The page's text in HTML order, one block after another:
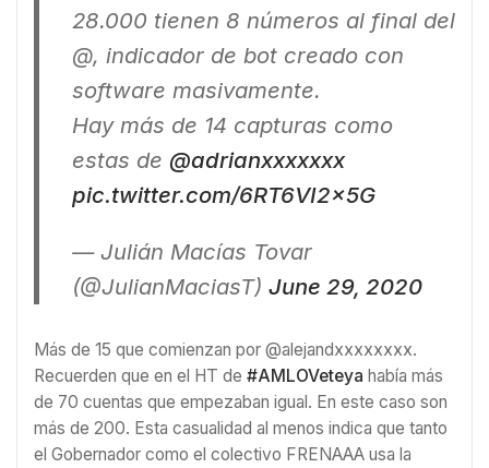
28.000 tienen 8 números al final del
@, indicador de bot creado con
software masivamente.
Hay más de 14 capturas como
estas de @adrianxxxxxxx
pic.twitter.com/6RT6VI2x5G
— Julián Macías Tovar
(@JulianMaciasT) June 29, 2020
Más de 15 que comienzan por @alejandxxxxxxxx.
Recuerden que en el HT de #AMLOVeteya había más
de 70 cuentas que empezaban igual. En este caso son
más de 200. Esta casualidad al menos indica que tanto
el Gobernador como el colectivo FRENAAA usa la